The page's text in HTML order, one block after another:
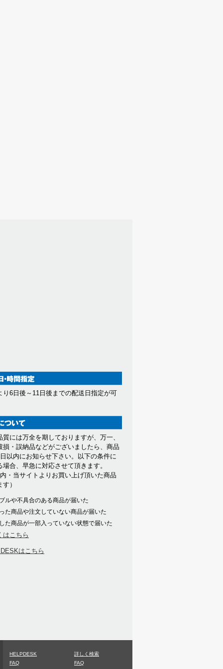
り6日後～11日後までの配送日指定が可
質には万全を期しておりますが、万一、
損・誤納品などがございましたら、商品
以内にお知らせ下さい。以下の条件に
場合、早急に対応させて頂きます。
・当サイトよりお買い上げ頂いた商品
）
ルや不具合のある商品が届いた
た商品や注文していない商品が届いた
た商品が一部入っていない状態で届いた
こちら
はこちら
HELPDESK
FAQ
詳しく検索
FAQ